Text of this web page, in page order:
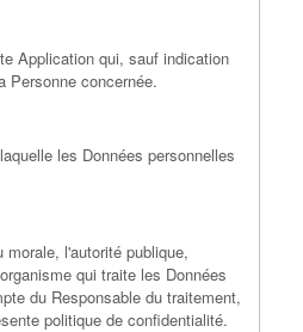
Application qui, sauf indication
Personne concernée.
les Données personnelles
morale, l'autorité publique,
qui traite les Données
du Responsable du traitement,
politique de confidentialité.